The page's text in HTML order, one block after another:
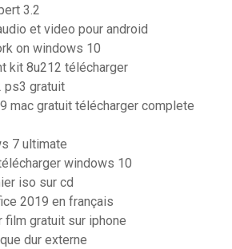
3.2
et video pour android
on windows 10
kit 8u212 télécharger
ps3 gratuit
mac gratuit télécharger complete
7 ultimate
windows 10
iso sur cd
2019 en français
film gratuit sur iphone
dur externe